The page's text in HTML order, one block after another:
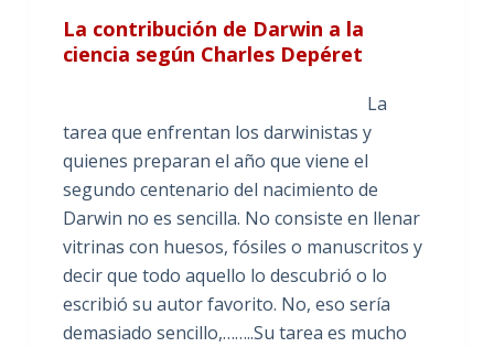
La contribución de Darwin a la
ciencia según Charles Depéret
La
tarea que enfrentan los darwinistas y
quienes preparan el año que viene el
segundo centenario del nacimiento de
Darwin no es sencilla. No consiste en llenar
vitrinas con huesos, fósiles o manuscritos y
decir que todo aquello lo descubrió o lo
escribió su autor favorito. No, eso sería
demasiado sencillo,……..Su tarea es mucho